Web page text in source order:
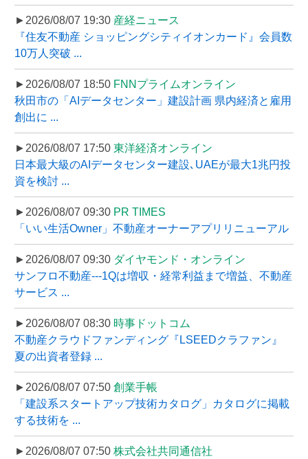
►2026/08/07 19:30 産経ニュース
『住友不動産 ショッピングシティイオンカード』会員数
10万人突破 ...
►2026/08/07 18:50 FNNプライムオンライン
秋田市の「AIデータセンター」建設計画 県内経済と雇用
創出に ...
►2026/08/07 17:50 東洋経済オンライン
日本最大級のAIデータセンター建設､UAEが最大1兆円投
資を検討 ...
►2026/08/07 09:30 PR TIMES
「いい生活Owner」不動産オーナーアプリリニューアル
►2026/08/07 09:30 ダイヤモンド・オンライン
サンフロ不動産---1Qは増収・経常利益まで増益、不動産
サービス ...
►2026/08/07 08:30 時事ドットコム
不動産クラウドファンディング『LSEEDクラファン』
夏の出資者登録 ...
►2026/08/07 07:50 創業手帳
「建設系スタートアップ技術カタログ」カタログに掲載
する技術を ...
►2026/08/07 07:50 株式会社共同通信社